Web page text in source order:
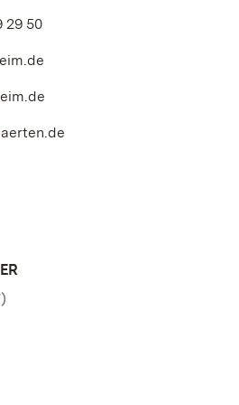
29 50